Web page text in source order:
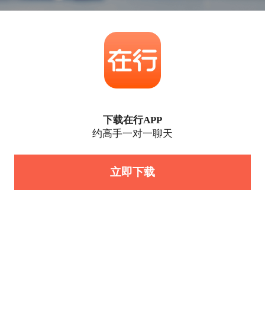
下载在行APP
约高手一对一聊天
立即下载